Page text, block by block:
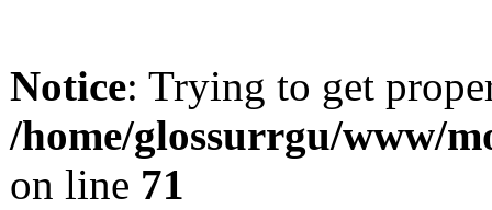
Notice: Trying to get
/home/glossurrgu/www/
on line 71